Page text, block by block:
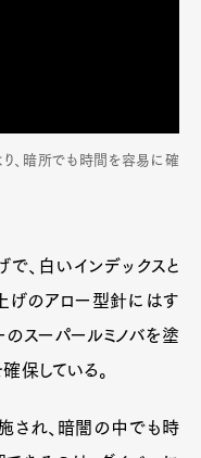
、暗所でも時間を容易に確
、白いインデックスと
げのアロー型針にはす
のスーパールミノバを塗
保している。
され、暗闇の中でも時